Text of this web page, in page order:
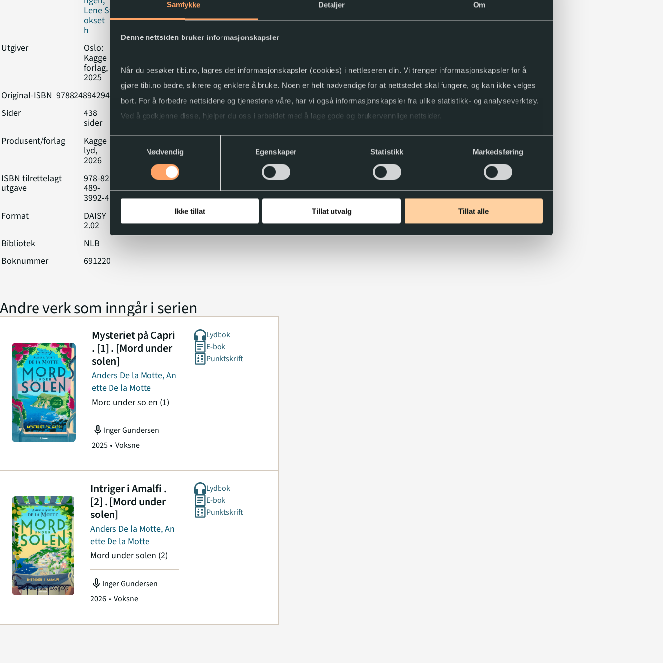
Samtykke Detaljer Om
Denne nettsiden bruker informasjonskapsler
Når du besøker tibi.no, lagres det informasjonskapsler (cookies) i nettleseren din. Vi trenger informasjonskapsler for å
gjøre tibi.no bedre, sikrere og enklere å bruke. Noen er helt nødvendige for at nettstedet skal fungere, og kan ikke velges
bort. For å forbedre nettsidene og tjenestene våre, har vi også informasjonskapsler fra ulike statistikk- og analyseverktøy.
Ved å godkjenne disse, hjelper du oss i arbeidet med å lage gode og brukervennlige nettsider.
Nødvendig
Egenskaper Statistikk Markedsføring
Ikke tillat Tillat utvalg Tillat alle
Lene St
okset
h
Utgiver
Oslo:
Kagge
forlag,
2025
Original-ISBN 9788248942948
Sider
438
sider
Produsent/forlag
Kagge
lyd,
2026
ISBN tilrettelagt
utgave
978-82-
489-
3992-4
Format
DAISY
2.02
Bibliotek
NLB
Boknummer
691220
Andre verk som inngår i serien
Mysteriet på Capri
. [1] . [Mord under
solen]
Anders De la Motte, An
ette De la Motte
Mord under solen (1)
mic Inger Gundersen
2025
Voksne
Lydbok
E-bok
Punktskrift
Intriger i Amalfi .
[2] . [Mord under
solen]
Anders De la Motte, An
ette De la Motte
Mord under solen (2)
mic Inger Gundersen
2026
Voksne
Lydbok
E-bok
Punktskrift